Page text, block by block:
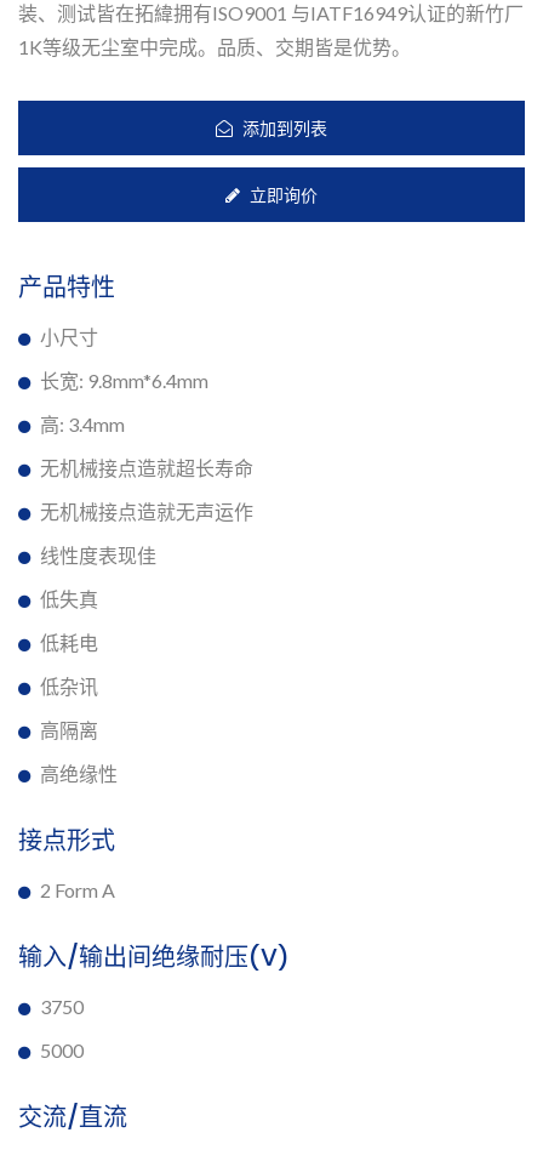
装、测试皆在拓緯拥有ISO9001 与IATF16949认证的新竹厂
1K等级无尘室中完成。品质、交期皆是优势。
添加到列表
立即询价
产品特性
小尺寸
长宽: 9.8mm*6.4mm
高: 3.4mm
无机械接点造就超长寿命
无机械接点造就无声运作
线性度表现佳
低失真
低耗电
低杂讯
高隔离
高绝缘性
接点形式
2 Form A
输入/输出间绝缘耐压(V)
3750
5000
交流/直流